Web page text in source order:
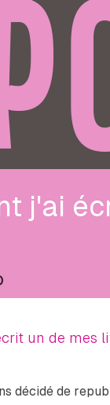
j'ai
un de mes
décidé de